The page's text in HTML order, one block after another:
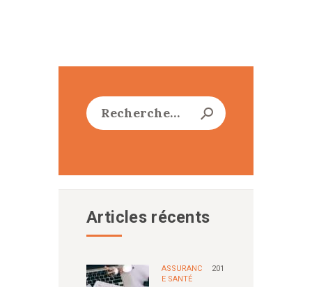
Rechercher :
Articles récents
ASSURANC
E SANTÉ
201